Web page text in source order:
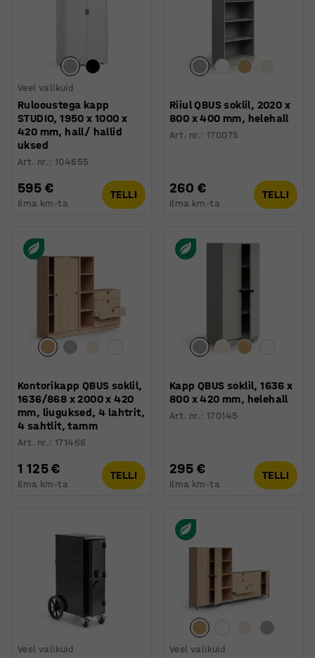
Veel valikuid
Rulooustega kapp
STUDIO, 1950 x 1000 x
420 mm, hall/ hallid
uksed
Art. nr.:104655
595 €
Ilma km-ta
TELLI
Riiul QBUS soklil, 2020 x
800 x 400 mm, helehall
Art. nr.:170075
260 €
Ilma km-ta
TELLI
Kontorikapp QBUS soklil,
1636/868 x 2000 x 420
mm, liuguksed, 4 lahtrit,
4 sahtlit, tamm
Art. nr.:171466
1 125 €
Ilma km-ta
TELLI
Kapp QBUS soklil, 1636 x
800 x 420 mm, helehall
Art. nr.:170145
295 €
Ilma km-ta
TELLI
Veel valikuid Veel valikuid